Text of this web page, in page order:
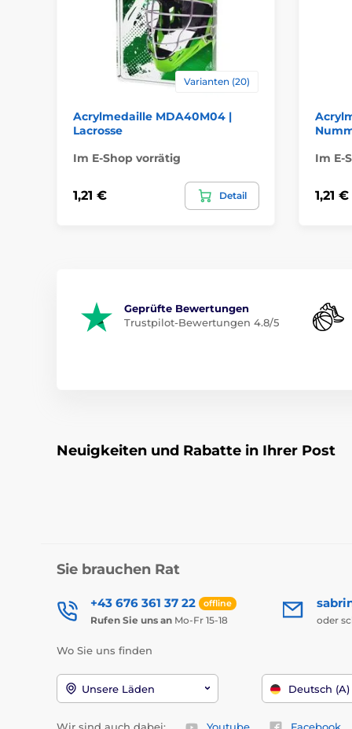
Varianten (20)
Acrylmedaille MDA40M04 |
Lacrosse
Im E-Shop vorrätig
1,21 € Detail
Im E-
1,21 €
Geprüfte Bewertungen
Trustpilot-Bewertungen 4.8/5
Neuigkeiten und Rabatte in Ihrer Post
Sie brauchen Rat
+43 676 361 37 22 offline
Rufen Sie uns an Mo-Fr 15-18 oder
Wo Sie uns finden
Unsere Läden Deutsch (A)